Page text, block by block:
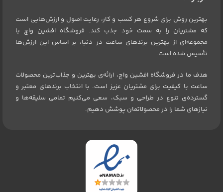
بهترین روش برای شروع هر کسب و کار، رعایت اصول و ارزش‌هایی است
که مشتریان را به سمت خود جذب کند. فروشگاه افشین واچ با
مجموعه‌ای از بهترین برندهای ساعت در دنیا، بر اساس این ارزش‌ها
تأسیس شده است.
هدف ما در فروشگاه افشین واچ، ارائه‌ی بهترین و جذاب‌ترین محصولات
ساعت با کیفیت برای مشتریان عزیز است. با انتخاب برندهای معتبر و
گسترده‌ی تنوع در طراحی و سبک، سعی می‌کنیم تمامی سلیقه‌ها و
نیازهای شما را در محصولاتمان پوشش دهیم.